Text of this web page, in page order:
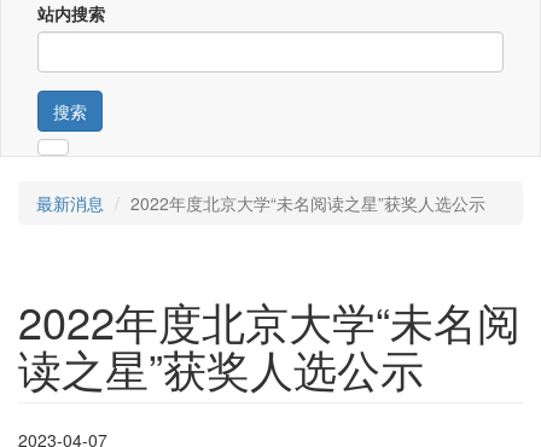
站内搜索
搜索
最新消息 2022年度北京大学“未名阅读之星”获奖人选公示
2022年度北京大学“未名阅
读之星”获奖人选公示
2023-04-07